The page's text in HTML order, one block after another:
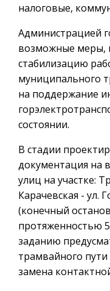
налоговые,
Администрацией
возможные меры,
стабилизацию
муниципального
на поддержание
состоянии.
В стадии
документация на
улиц на участке:
Карачевская - ул.
(конечный
протяженностью
заданию
трамвайного
замена